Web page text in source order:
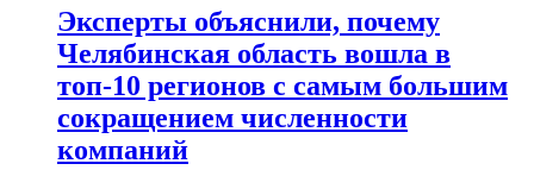
Эксперты объяснили, почему
Челябинская область вошла в
топ-10 регионов с самым большим
сокращением численности
компаний